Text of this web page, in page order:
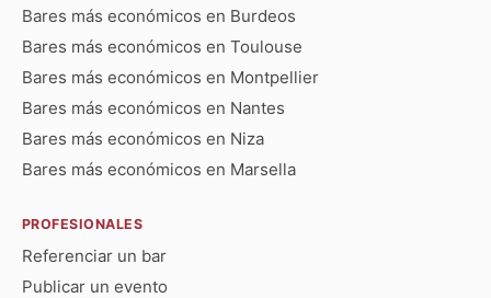
Bares más económicos en Burdeos
Bares más económicos en Toulouse
Bares más económicos en Montpellier
Bares más económicos en Nantes
Bares más económicos en Niza
Bares más económicos en Marsella
PROFESIONALES
Referenciar un bar
Publicar un evento